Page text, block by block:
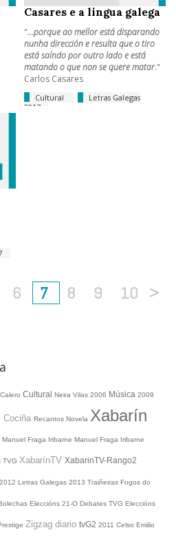
Casares e a lingua galega
"...porque ao mellor está disparando
nunha dirección e resulta que o tiro
está saíndo por outro lado e está
matando o que non se quere matar."
Carlos Casares
Cultural
Letras Galegas
2017
6 7 8 9 10 >
Cultural Neira Vilas 2006 Música 2009
Cociña Recantos Novela Xabarín
Manuel Fraga Iribarne Manuel Fraga Iribarne
TVG XabarínTV XabarinTV-Rango2
Letras Galegas 2013 Traiñeiras Fogos do
Eleccións 21-O Debates TVG Eleccións
Zigzag diario tvG2 2011 Celso Emilio